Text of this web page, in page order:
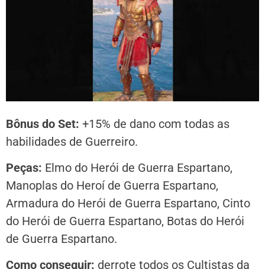
Bônus do Set: +15% de dano com todas as
habilidades de Guerreiro.
Peças: Elmo do Herói de Guerra Espartano,
Manoplas do Heroí de Guerra Espartano,
Armadura do Herói de Guerra Espartano, Cinto
do Herói de Guerra Espartano, Botas do Herói
de Guerra Espartano.
Como conseguir: derrote todos os Cultistas da